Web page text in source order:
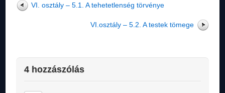
VI. osztály – 5.1. A tehetetlenség törvénye
VI.osztály – 5.2. A testek tömege
4 hozzászólás